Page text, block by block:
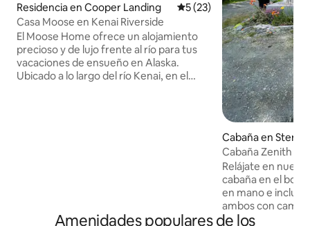
Residencia en Cooper Landing Calificación promedio: 5 de
5 (23)
Casa Moose en Kenai Riverside
El Moose Home ofrece un alojamiento
precioso y de lujo frente al río para tus
vacaciones de ensueño en Alaska.
Ubicado a lo largo del río Kenai, en el
albergue para solicitar información
Cabaña en
Cabaña Zenith
Relájate en
cabaña en el
en mano e
ambos con
estancia más
Amenidades populares de los